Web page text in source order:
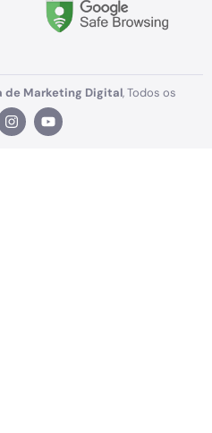
de Marketing Digital, Todos os